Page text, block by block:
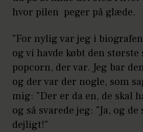
hvor pilen peger på glæde.
"For nylig var jeg i
og vi havde købt den største
popcorn, der var. Jeg bar
og der var der nogle, som
mig: "Der er da en, de skal
og så svarede jeg: "Ja, og de
dejligt!"